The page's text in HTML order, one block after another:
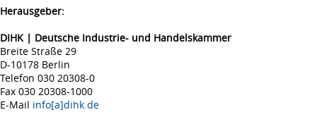
Herausgeber:
DIHK | Deutsche Industrie- und Handelskammer
Breite Straße 29
D-10178 Berlin
Telefon 030 20308-0
Fax 030 20308-1000
E-Mail info[a]dihk.de